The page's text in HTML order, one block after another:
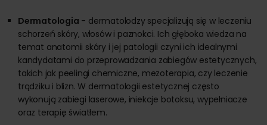
Dermatologia - dermatolodzy specjalizują się w leczeniu
schorzeń skóry, włosów i paznokci. Ich głęboka wiedza na
temat anatomii skóry i jej patologii czyni ich idealnymi
kandydatami do przeprowadzania zabiegów estetycznych,
takich jak peelingi chemiczne, mezoterapia, czy leczenie
trądziku i blizn. W dermatologii estetycznej często
wykonują zabiegi laserowe, iniekcje botoksu, wypełniacze
oraz terapię światłem.